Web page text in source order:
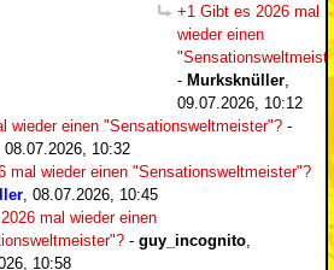
+1 Gibt es 2026 mal
wieder einen
- Murksknüller
09.07.2026, 10:12
wieder einen "Sensationsweltmeister"? -
08.07.2026, 10:32
mal wieder einen "Sensationsweltmeister"?
08.07.2026, 10:45
mal wieder einen
- guy_incognito
10:58